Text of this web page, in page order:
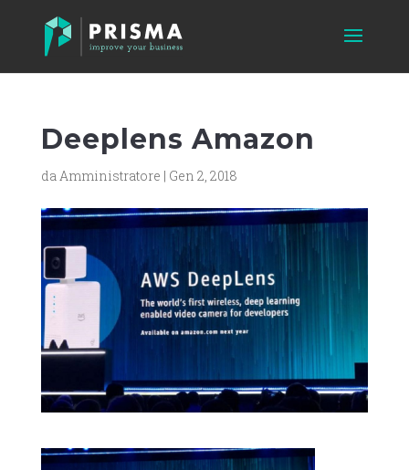
Deeplens Amazon
daAmministratore | Gen 2, 2018